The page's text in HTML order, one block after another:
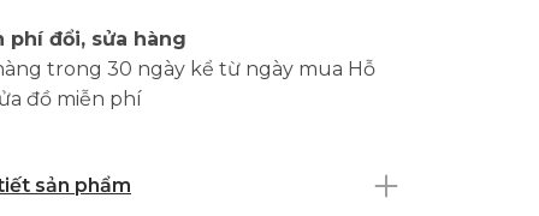
phí đổi, sửa hàng
trong 30 ngày kể từ ngày mua Hỗ
đồ miễn phí
sản phẩm